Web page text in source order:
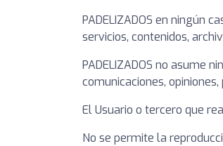
PADELIZADOS en ningún
servicios, contenidos,
PADELIZADOS no asume
comunicaciones,
El Usuario o tercero que
No se permite la